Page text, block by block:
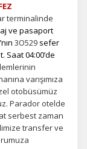
terminalinde
ve pasaport
3O529 sefer
Saat 04:00’de
varışımıza
otobüsümüz
Parador otelde
serbest zaman
transfer ve